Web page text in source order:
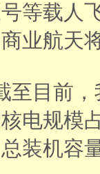
等载人
业航天
至目前
电规模
装机容